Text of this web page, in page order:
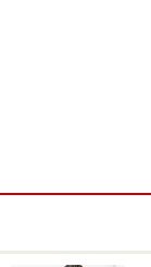
きています。
ったのは松谷
くいひろしさ